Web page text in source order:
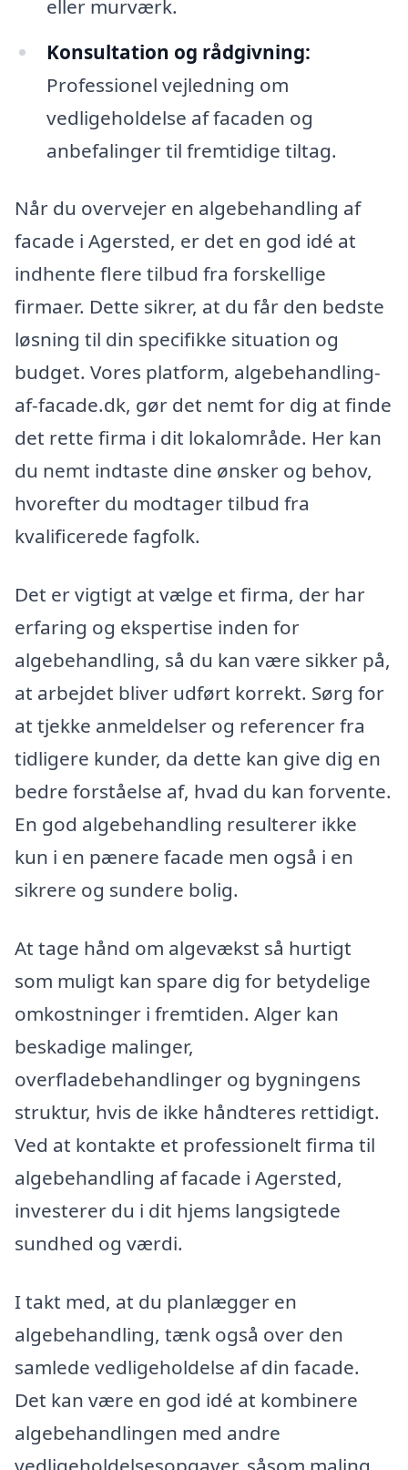
eller murværk.
Konsultation og rådgivning:
Professionel vejledning om
vedligeholdelse af facaden og
anbefalinger til fremtidige tiltag.
Når du overvejer en algebehandling af
facade i Agersted, er det en god idé at
indhente flere tilbud fra forskellige
firmaer. Dette sikrer, at du får den bedste
løsning til din specifikke situation og
budget. Vores platform, algebehandling-
af-facade.dk, gør det nemt for dig at finde
det rette firma i dit lokalområde. Her kan
du nemt indtaste dine ønsker og behov,
hvorefter du modtager tilbud fra
kvalificerede fagfolk.
Det er vigtigt at vælge et firma, der har
erfaring og ekspertise inden for
algebehandling, så du kan være sikker på,
at arbejdet bliver udført korrekt. Sørg for
at tjekke anmeldelser og referencer fra
tidligere kunder, da dette kan give dig en
bedre forståelse af, hvad du kan forvente.
En god algebehandling resulterer ikke
kun i en pænere facade men også i en
sikrere og sundere bolig.
At tage hånd om algevækst så hurtigt
som muligt kan spare dig for betydelige
omkostninger i fremtiden. Alger kan
beskadige malinger,
overfladebehandlinger og bygningens
struktur, hvis de ikke håndteres rettidigt.
Ved at kontakte et professionelt firma til
algebehandling af facade i Agersted,
investerer du i dit hjems langsigtede
sundhed og værdi.
I takt med, at du planlægger en
algebehandling, tænk også over den
samlede vedligeholdelse af din facade.
Det kan være en god idé at kombinere
algebehandlingen med andre